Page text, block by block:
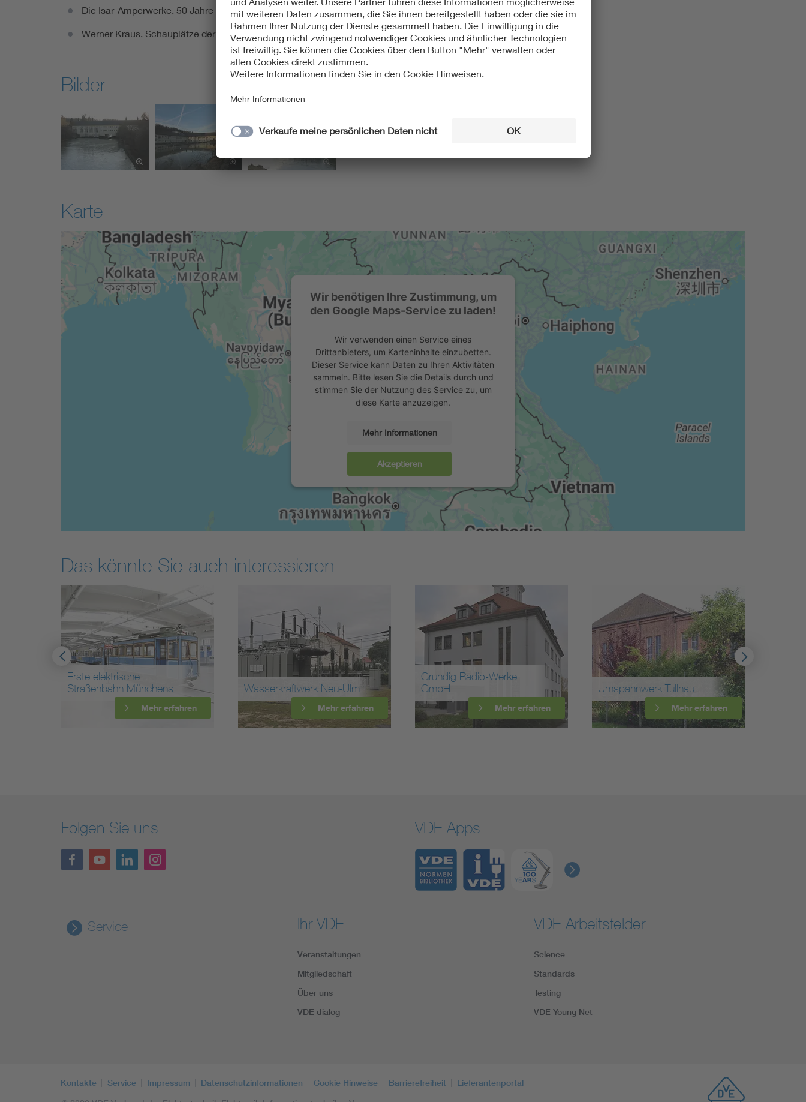
Die Isar-Amperwerke. 50 Jahre im Dienste der oberbayerischen Stromversorgung 1908 - 1958, o.O. 1958
Werner Kraus, Schauplätze der Industriekultur in Bayern, Regensburg 2006
Bilder
Karte
Wir benötigen Ihre Zustimmung, um
den Google Maps-Service zu laden!
Wir verwenden einen Service eines
Drittanbieters, um Karteninhalte einzubetten.
Dieser Service kann Daten zu Ihren Aktivitäten
sammeln. Bitte lesen Sie die Details durch und
stimmen Sie der Nutzung des Service zu, um
diese Karte anzuzeigen.
Mehr Informationen
Akzeptieren
Das könnte Sie auch interessieren
Erste elektrische
Straßenbahn Münchens
Mehr erfahren
Wasserkraftwerk Neu-Ulm
Mehr erfahren
Grundig Radio-Werke
GmbH
Mehr erfahren
Umspannwerk Tullnau
Mehr erfahren
Folgen Sie uns VDE Apps
Service Ihr VDE
Veranstaltungen
Mitgliedschaft
Über uns
VDE dialog
VDE Arbeitsfelder
Science
Standards
Testing
VDE Young Net
Kontakte Service Impressum Datenschutzinformationen Cookie Hinweise Barrierefreiheit
Lieferantenportal